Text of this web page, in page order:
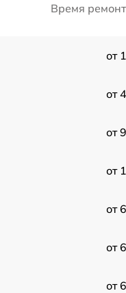
Время
от
от
от
от
от
от
от